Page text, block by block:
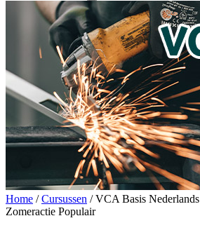
Home / Cursussen / VCA Basis Nederlands
Zomeractie Populair